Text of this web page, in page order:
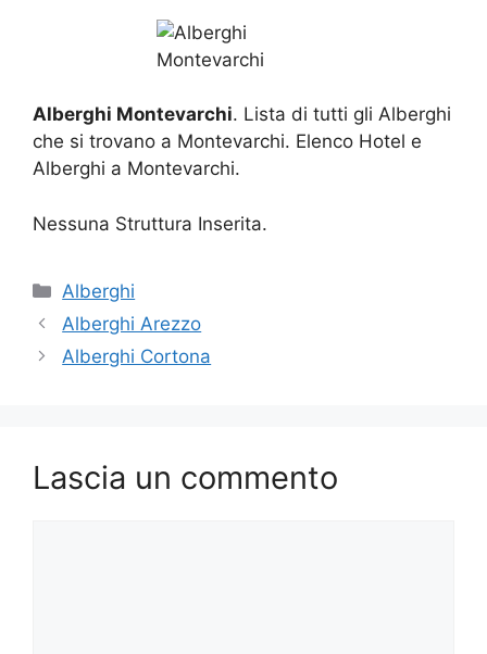
Alberghi Montevarchi. Lista di tutti gli Alberghi
che si trovano a Montevarchi. Elenco Hotel e
Alberghi a Montevarchi.
Nessuna Struttura Inserita.
Categorie
Alberghi
Alberghi Arezzo
Alberghi Cortona
Lascia un commento